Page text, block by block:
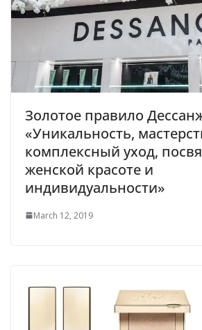
Золотое правило
«Уникальность,
комплексный уход,
женской красоте и
индивидуальности»
March 12, 2019